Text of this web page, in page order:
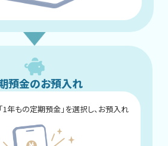
預金のお預入れ
1年もの定期預金」を選択し、お預入れ